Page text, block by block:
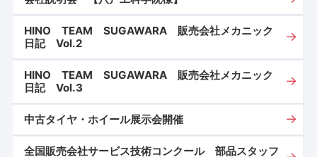
HINO TEAM SUGAWARA 販売会社メカニック
日記 Vol.2
HINO TEAM SUGAWARA 販売会社メカニック
日記 Vol.3
中古タイヤ・ホイール展示会開催
全国販売会社サービス技術コンクール 部品スタッフ